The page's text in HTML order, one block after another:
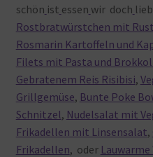
schön ist essen wir doch
Rostbratwürstchen mit
Rosmarin Kartoffeln und
Filets mit Pasta und
Gebratenem Reis Risibisi,
Grillgemüse, Bunte Poke
Schnitzel, Nudelsalat mit
Frikadellen mit Linsensalat,
Frikadellen, oder